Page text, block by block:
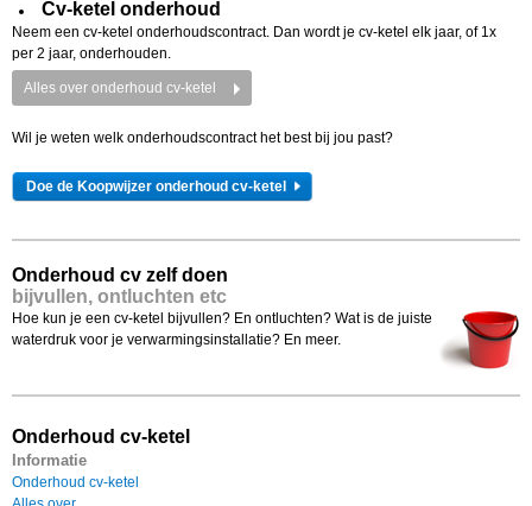
Onderhoud cv zelf doen
bijvullen, ontluchten etc
Hoe kun je een cv-ketel bijvullen? En ontluchten? Wat is de juiste
waterdruk voor je verwarmingsinstallatie? En meer.
Onderhoud cv-ketel
Informatie
Onderhoud cv-ketel
Cv-ketel onderhoud
Neem een cv-ketel onderhoudscontract. Dan wordt je cv-ketel elk jaar, of 1x
per 2 jaar, onderhouden.
Alles over onderhoud cv-ketel
Wil je weten welk onderhoudscontract het best bij jou past?
Doe de Koopwijzer onderhoud cv-ketel